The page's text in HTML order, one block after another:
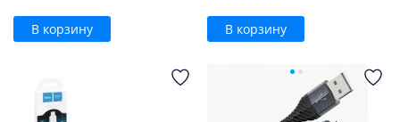
В корзину В корзину